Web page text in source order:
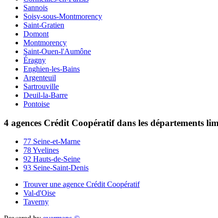
Sannois
Soisy-sous-Montmorency
Saint-Gratien
Domont
Montmorency
Saint-Ouen-l'Aumône
Éragny
Enghien-les-Bains
Argenteuil
Sartrouville
Deuil-la-Barre
Pontoise
4 agences Crédit Coopératif dans les départements
77 Seine-et-Marne
78 Yvelines
92 Hauts-de-Seine
93 Seine-Saint-Denis
Trouver une agence Crédit Coopératif
Val-d'Oise
Taverny